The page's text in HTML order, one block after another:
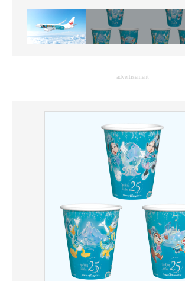
マーケ×ITの今がよく分かる
ITエンジニア向け専門サイト
モノづくり技術者専門サイト
エレクトロニクス専門サイト
エネルギーの専門メディア
建設×テクノロジーの最前線
ちょっと気になるネットの話題
advertisement